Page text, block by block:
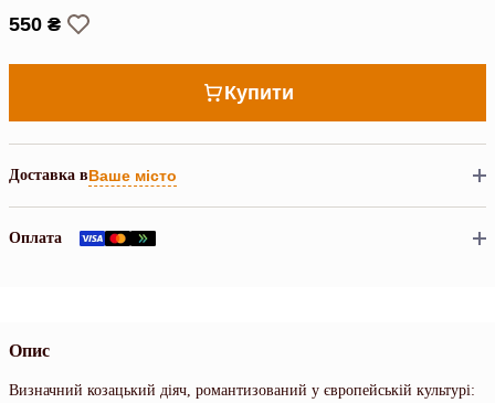
550 ₴
Купити
Доставка вВаше місто
Оплата
Опис
Визначний козацький діяч, романтизований у європейській культурі: